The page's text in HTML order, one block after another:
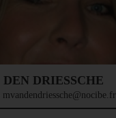
DRIESSCHE